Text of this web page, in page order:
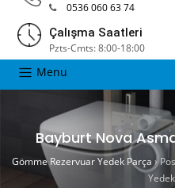
0536 060 63 74
Çalışma Saatleri
Pzts-Cmts: 8:00-18:00
Menu
Bayburt Nova
Gömme Rezervuar Yedek Parça ›